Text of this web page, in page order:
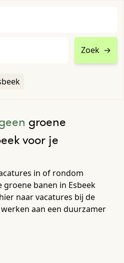
Zoek →
groene
voor je
in of rondom
groene banen in Esbeek
naar vacatures bij de
aan een duurzamer